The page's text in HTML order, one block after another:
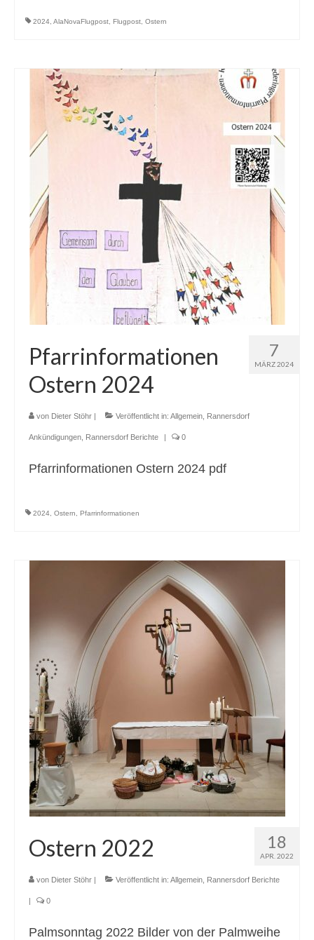
2024 AlaNovaFlugpost Flugpost Ostern
7
MÄRZ 2024
Pfarrinformationen
Ostern 2024
von Dieter Stöhr | Veröffentlicht in: Allgemein Rannersdorf
Ankündigungen Rannersdorf Berichte | 0
Pfarrinformationen Ostern 2024 pdf
2024 Ostern Pfarrinformationen
18
APR. 2022
Ostern 2022
von Dieter Stöhr | Veröffentlicht in: Allgemein Rannersdorf Berichte
| 0
Palmsonntag 2022 Bilder von der Palmweihe